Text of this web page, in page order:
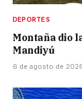
DEPORTES
Montaña dio
Mandiyú
6 de agosto de